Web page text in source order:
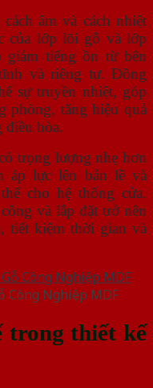
âm và cách nhiệt
của lớp lõi gỗ và lớp
giảm tiếng ồn từ bên
và riêng tư. Đồng
sự truyền nhiệt, góp
phòng, tăng hiệu quả
điều hòa.
trọng lượng nhẹ hơn
áp lực lên bản lề và
cho hệ thống cửa.
và lắp đặt trở nên
tiết kiệm thời gian và
Công Nghiệp MDF
trong thiết kế